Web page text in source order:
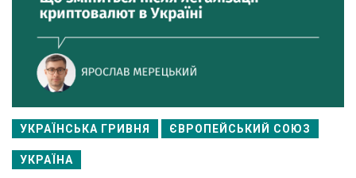
УКРАЇНСЬКА ГРИВНЯ ЄВРОПЕЙСЬКИЙ СОЮЗ
УКРАЇНА